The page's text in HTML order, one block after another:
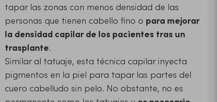
tapar las zonas con menos densidad de las
personas que tienen cabello fino o para mejorar
la densidad capilar de los pacientes tras un
trasplante.
Similar al tatuaje, esta técnica capilar inyecta
pigmentos en la piel para tapar las partes del
cuero cabelludo sin pelo. No obstante, no es